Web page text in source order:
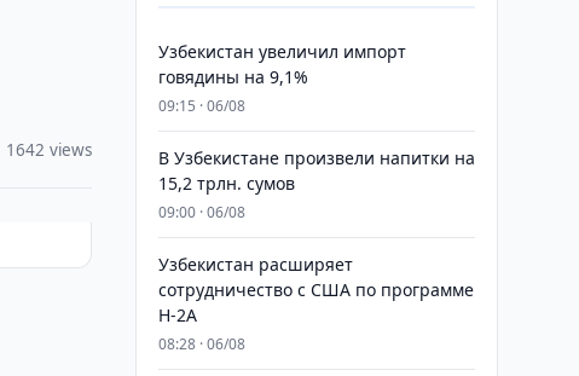
1642 views
Узбекистан увеличил импорт
говядины на 9,1%
09:15 · 06/08
В Узбекистане произвели напитки на
15,2 трлн. сумов
09:00 · 06/08
Узбекистан расширяет
сотрудничество с США по программе
H-2A
08:28 · 06/08